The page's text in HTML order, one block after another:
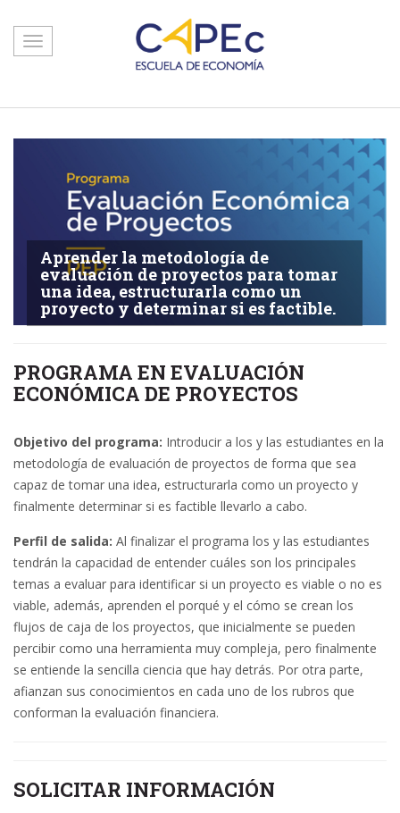
Toggle
Aprender la metodología de
evaluación de proyectos para tomar
una idea, estructurarla como un
proyecto y determinar si es factible.
PROGRAMA EN EVALUACIÓN
ECONÓMICA DE PROYECTOS
Objetivo del programa: Introducir a los y las estudiantes en la
metodología de evaluación de proyectos de forma que sea
capaz de tomar una idea, estructurarla como un proyecto y
finalmente determinar si es factible llevarlo a cabo.
Perfil de salida: Al finalizar el programa los y las estudiantes
tendrán la capacidad de entender cuáles son los principales
temas a evaluar para identificar si un proyecto es viable o no es
viable, además, aprenden el porqué y el cómo se crean los
flujos de caja de los proyectos, que inicialmente se pueden
percibir como una herramienta muy compleja, pero finalmente
se entiende la sencilla ciencia que hay detrás. Por otra parte,
afianzan sus conocimientos en cada uno de los rubros que
conforman la evaluación financiera.
SOLICITAR INFORMACIÓN